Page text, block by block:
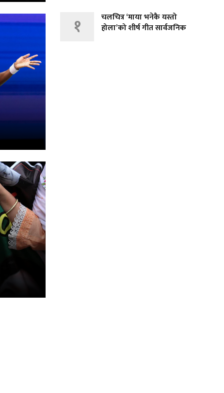
१
चलचित्र ‘माया भनेकै यस्तो
होला’को शीर्ष गीत सार्वजनिक